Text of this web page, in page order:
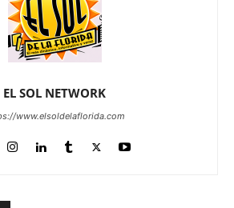
EL SOL NETWORK
www.elsoldelaflorida.com